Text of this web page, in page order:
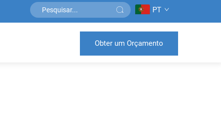
PT
Obter um Orçamento